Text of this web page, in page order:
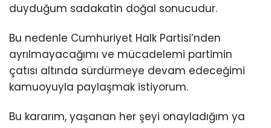
duyduğum sadakatin doğal sonucudur.
Bu nedenle Cumhuriyet Halk Partisi’nden
ayrılmayacağımı ve mücadelemi partimin
çatısı altında sürdürmeye devam edeceğimi
kamuoyuyla paylaşmak istiyorum.
Bu kararım, yaşanan her şeyi onayladığım ya